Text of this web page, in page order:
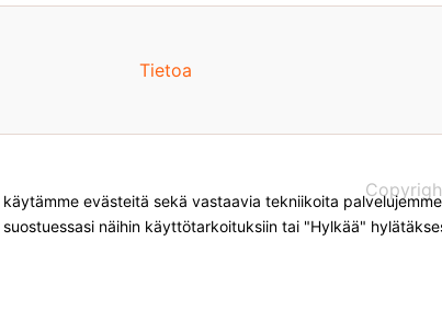
Tietoa
evästeitä sekä vastaavia tekniikoita
näihin käyttötarkoituksiin tai "Hylkää"